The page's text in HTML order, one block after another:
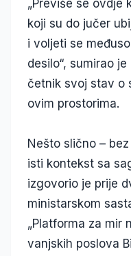
„Previše se ovdje
koji su do jučer
i voljeti se
desilo“, sumirao
četnik svoj stav o
ovim prostorima.
Nešto slično –
isti kontekst sa
izgovorio je prije
ministarskom
„Platforma za mir
vanjskih poslova